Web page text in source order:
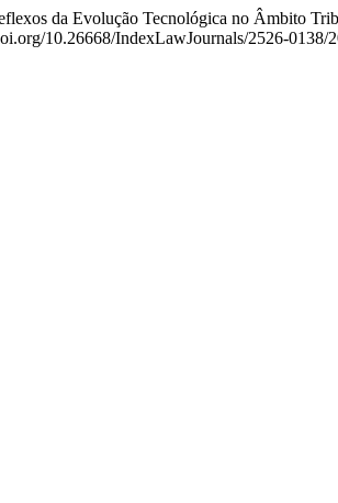
da Evolução Tecnológica no Âmbito
10.26668/IndexLawJournals/2526-0138/